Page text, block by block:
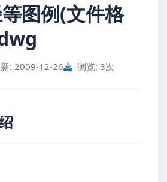
图例(文件格
: 2009-12-26 浏览: 3次